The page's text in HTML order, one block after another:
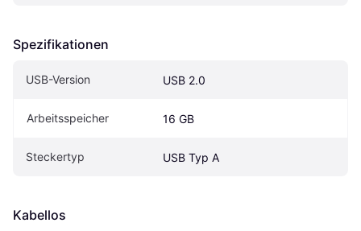
Spezifikationen
USB-Version USB 2.0
Arbeitsspeicher 16 GB
Steckertyp USB Typ A
Kabellos